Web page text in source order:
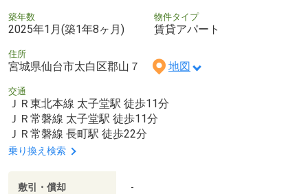
築年数
2025年1月(築1年8ヶ月)
物件タイプ
賃貸アパート
住所
宮城県仙台市太白区郡山７ 地図
交通
ＪＲ東北本線 太子堂駅 徒歩11分
ＪＲ常磐線 太子堂駅 徒歩11分
ＪＲ常磐線 長町駅 徒歩22分
乗り換え検索
敷引・償却 -